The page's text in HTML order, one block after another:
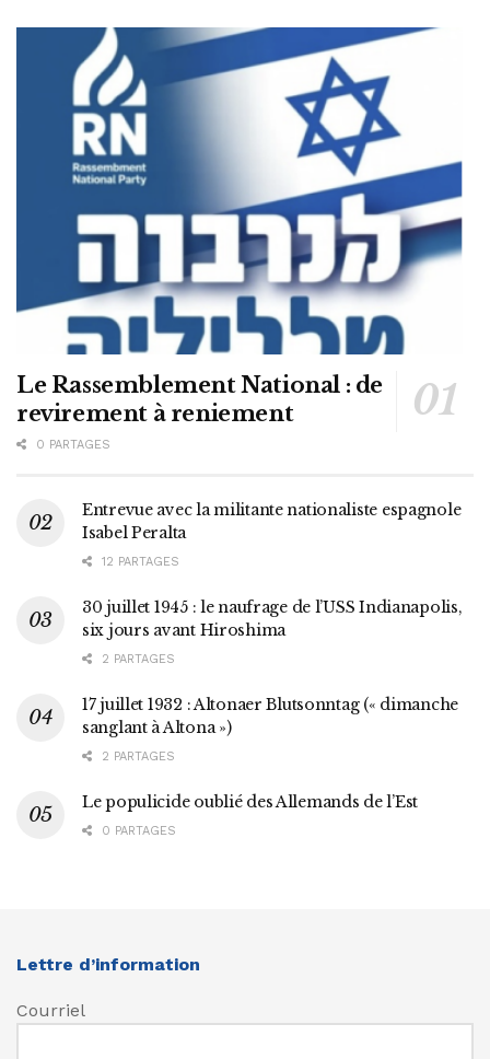
Le Rassemblement National : de
revirement à reniement
0 PARTAGES
Entrevue avec la militante nationaliste espagnole
Isabel Peralta
12 PARTAGES
30 juillet 1945 : le naufrage de l’USS Indianapolis,
six jours avant Hiroshima
2 PARTAGES
17 juillet 1932 : Altonaer Blutsonntag (« dimanche
sanglant à Altona »)
2 PARTAGES
Le populicide oublié des Allemands de l’Est
0 PARTAGES
Lettre d’information
Courriel